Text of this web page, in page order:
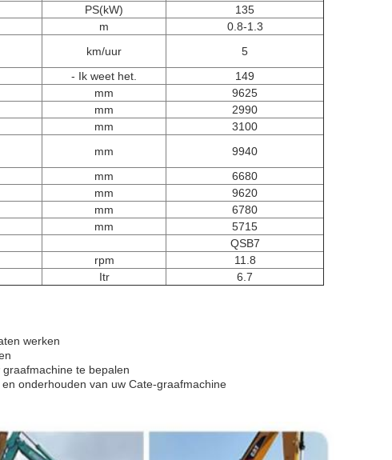
PS(kW)
135
m
0.8-1.3
km/uur
5
- Ik weet het.
149
mm
9625
mm
2990
mm
3100
mm
9940
mm
6680
mm
9620
mm
6780
mm
5715
QSB7
rpm
11.8
Itr 6.7
werken
te bepalen
onderhouden van uw Cate-graafmachine